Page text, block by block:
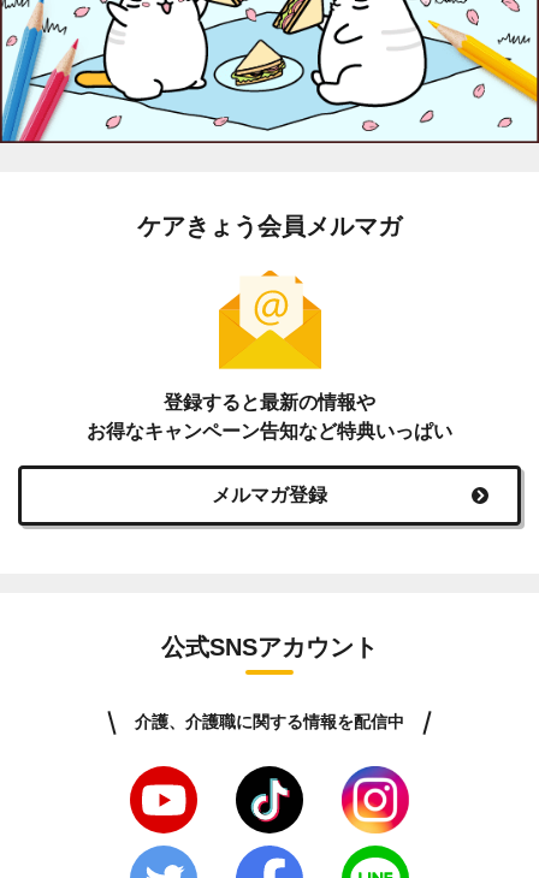
ケアきょう会員メルマガ
登録すると最新の情報や
お得なキャンペーン告知など特典いっぱい
メルマガ登録
公式SNSアカウント
介護、介護職に関する情報を配信中